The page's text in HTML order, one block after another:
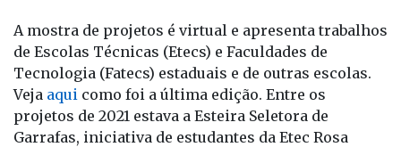
inscrever na 14ª edição da Feira Tecnológica do
Centro Paula Souza (Feteps). O cadastro pode ser
realizado no site do evento.
A mostra de projetos é virtual e apresenta trabalhos
de Escolas Técnicas (Etecs) e Faculdades de